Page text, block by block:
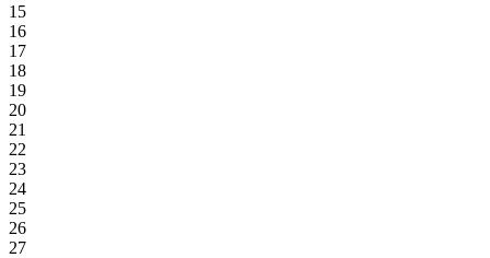
15
16
17
18
19
20
21
22
23
24
25
26
27